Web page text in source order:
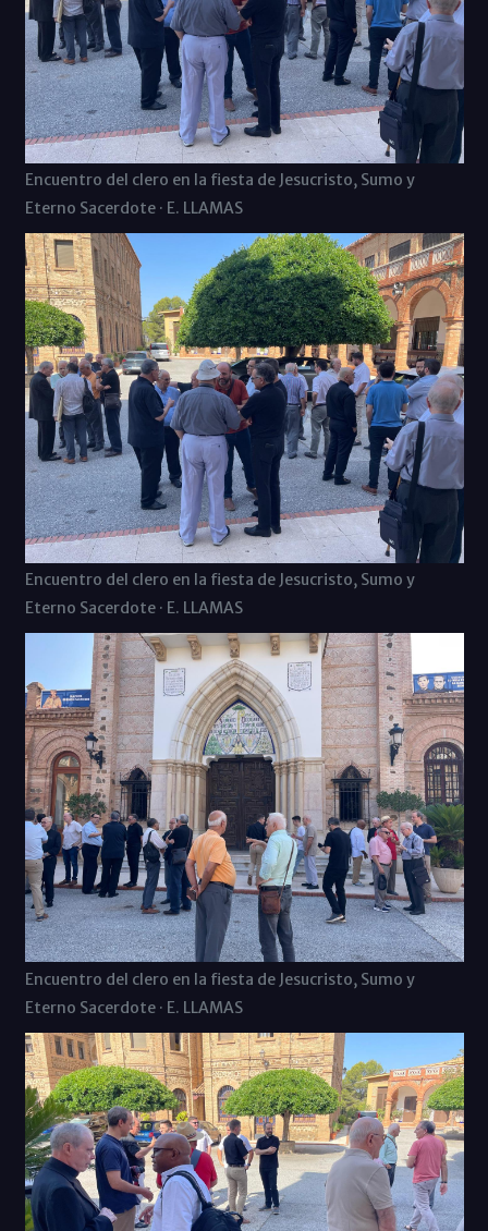
Encuentro del clero en la fiesta de Jesucristo, Sumo y
Eterno Sacerdote · E. LLAMAS
Encuentro del clero en la fiesta de Jesucristo, Sumo y
Eterno Sacerdote · E. LLAMAS
Encuentro del clero en la fiesta de Jesucristo, Sumo y
Eterno Sacerdote · E. LLAMAS